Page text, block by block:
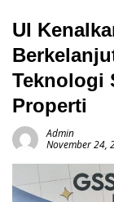
UI
Teknologi
Properti
Admin
November 24,